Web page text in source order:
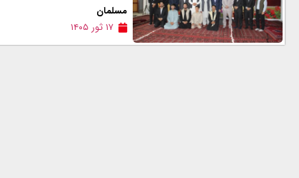
مسلمان
۱۷ ثور ۱۴۰۵